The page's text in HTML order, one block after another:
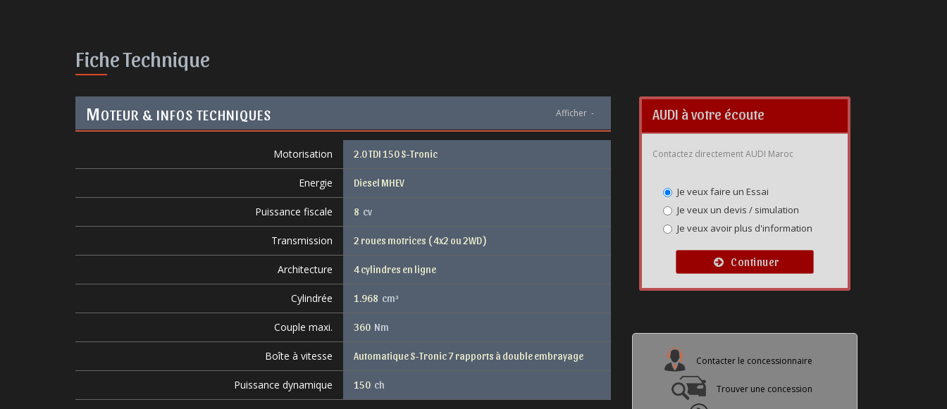
Fiche Technique
MOTEUR & INFOS TECHNIQUES Afficher -
Motorisation 2.0 TDI 150 S-Tronic
Energie Diesel MHEV
Puissance fiscale 8 cv
Transmission 2 roues motrices ( 4x2 ou 2WD )
Architecture 4 cylindres en ligne
Cylindrée 1.968 cm³
Couple maxi. 360 Nm
Boîte à vitesse Automatique S-Tronic 7 rapports à double embrayage
Puissance dynamique 150 ch
AUDI à votre écoute
Contactez directement AUDI Maroc
Je veux faire un Essai
Je veux un devis / simulation
Je veux avoir plus d'information
Continuer
Contacter le concessionnaire
Trouver une concession